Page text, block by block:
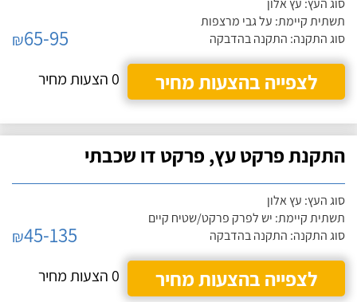
סוג העץ: עץ אלון
תשתית קיימת: על גבי מרצפות
סוג התקנה: התקנה בהדבקה
₪65-95
לצפייה בהצעות מחיר
0 הצעות מחיר
התקנת פרקט עץ, פרקט דו שכבתי
סוג העץ: עץ אלון
תשתית קיימת: יש לפרק פרקט/שטיח קיים
סוג התקנה: התקנה בהדבקה
₪45-135
לצפייה בהצעות מחיר
0 הצעות מחיר